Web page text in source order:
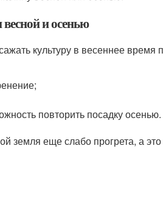
и осенью
культуру в весеннее время
повторить посадку осенью.
земля еще слабо прогрета, а